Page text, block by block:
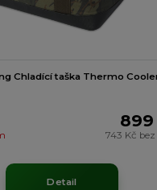
Chladící taška Thermo
899
743 Kč
Detail